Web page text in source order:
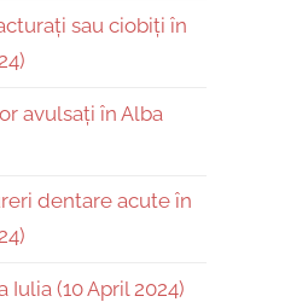
sau ciobiți în
avulsați în Alba
dentare acute în
(10 April 2024)